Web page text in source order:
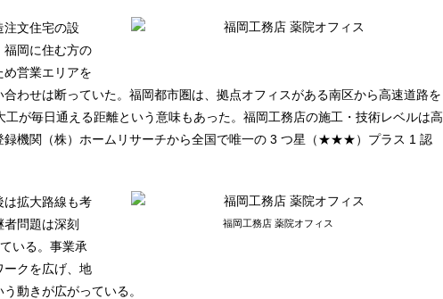
文住宅の設
福岡に住む方の
営業エリアを
わせは断っていた。福岡都市圏は、拠点オフィスがある南区から高速道路を
が毎日通える距離という意味もあった。福岡工務店の施工・技術レベルは高
録機関（株）ホームリサーチから全国で唯一の 3 つ星（★★★）プラス 1 認
福岡工務店 薬院オフィス
は拡大路線も考
問題は深刻
いる。事業承
ークを広げ、地
動きが広がっている。